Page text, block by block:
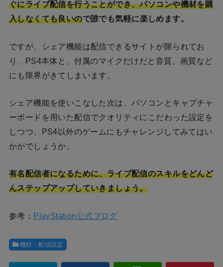
ぐにライブ配信を行うことができ、パソコンや機材を購
入しなくても良いので誰でも気軽に楽しめます。
ですが、シェア機能は配信できるサイトが限られてお
り、PS4本体と、付属のマイクだけだと音質、画質など
にも限界がきてしまいます。
シェア機能を使いこなした次は、パソコンとキャプチャ
ーボードを用いた配信でクオリティにこだわった設定を
しつつ、PS4以外のゲームにもチャレンジしてみてはい
かがでしょうか。
有名配信者になるために、ライブ配信のスキルをどんど
んステップアップしていきましょう。
参考： PlayStation公式ブログ
機材・配信設定